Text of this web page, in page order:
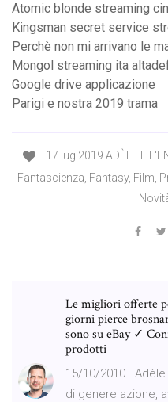
Atomic blonde streaming
Kingsman secret service
Perchè non mi arrivano le
Mongol streaming ita
Google drive applicazione
Parigi e nostra 2019 trama
17 lug 2019 ADÈLE E
Fantascienza, Fantasy, Film,
Le migliori offerte
giorni pierce
sono su eBay ✓
prodotti
15/10/2010 ·
di genere azione,